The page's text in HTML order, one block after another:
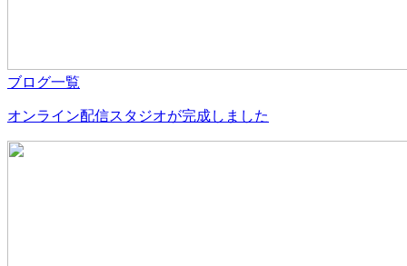
ブログ一覧
オンライン配信スタジオが完成しました